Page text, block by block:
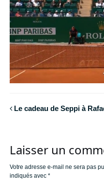
Le cadeau de Seppi à
Laisser un
Votre adresse e-mail ne sera pas
indiqués avec *